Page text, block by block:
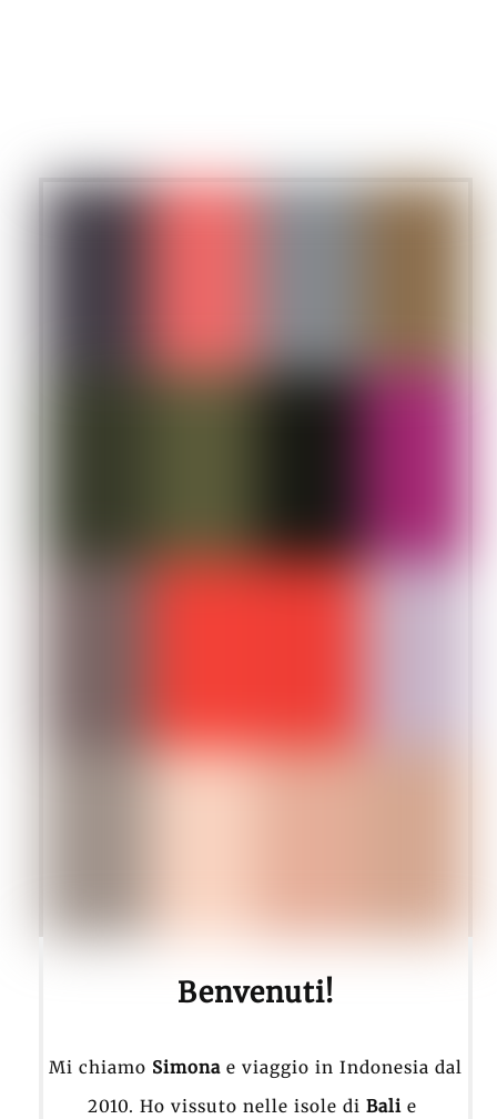
Benvenuti!
Mi chiamo Simonae viaggio in Indonesia dal
2010. Ho vissuto nelle isole diBali e